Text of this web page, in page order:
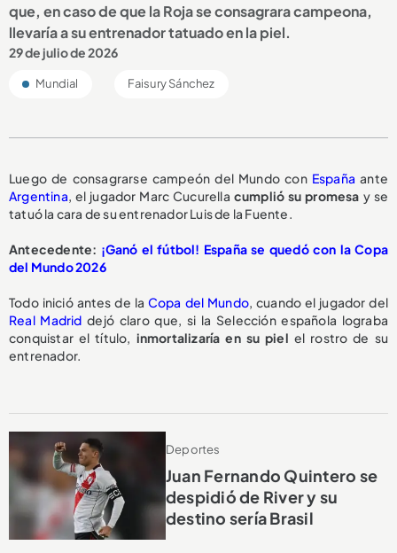
que, en caso de que la Roja se consagrara campeona,
llevaría a su entrenador tatuado en la piel.
29 de julio de 2026
Mundial Faisury Sánchez
Luego de consagrarse campeón del Mundo con España ante
Argentina, el jugador Marc Cucurella cumplió su promesa y se
tatuó la cara de su entrenador Luis de la Fuente.
Antecedente: ¡Ganó el fútbol! España se quedó con la Copa
del Mundo 2026
Todo inició antes de la Copa del Mundo, cuando el jugador del
Real Madriddejó claro que, si la Selección española lograba
conquistar el título, inmortalizaría en su piel el rostro de su
entrenador.
Deportes
Juan Fernando Quintero se
despidió de River y su
destino sería Brasil